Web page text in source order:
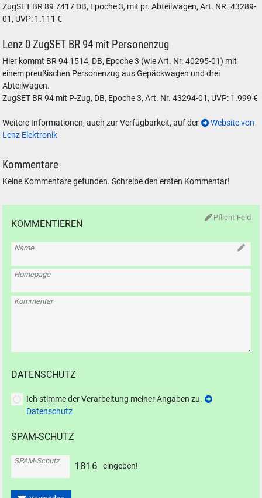
ZugSET BR 89 7417 DB, Epoche 3, mit pr. Abteilwagen, Art. NR. 43289-
01, UVP: 1.111 €
Lenz 0 ZugSET BR 94 mit Personenzug
Hier kommt BR 94 1514, DB, Epoche 3 (wie Art. Nr. 40295-01) mit
einem preußischen Personenzug aus Gepäckwagen und drei
Abteilwagen.
ZugSET BR 94 mit P-Zug, DB, Epoche 3, Art. Nr. 43294-01, UVP: 1.999 €
Weitere Informationen, auch zur Verfügbarkeit, auf der
Website von
Lenz Elektronik
Kommentare
Keine Kommentare gefunden. Schreibe den ersten Kommentar!
Pflicht-Feld
KOMMENTIEREN
Name
Homepage
Kommentar
DATENSCHUTZ
Ich stimme der Verarbeitung meiner Angaben zu.
Datenschutz
SPAM-SCHUTZ
SPAM-Schutz 1 81 6 eingeben!